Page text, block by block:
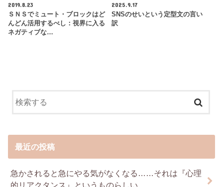
2019.8.23
ＳＮＳでミュート・ブロックはど
んどん活用するべし：視界に入る
ネガティブな…
2025.9.17
SNSのせいという定型文の言い
訳
最近の投稿
急かされると急にやる気がなくなる……それは『心理
的リアクタンス』というものらしい